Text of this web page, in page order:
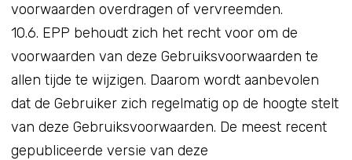
voorwaarden overdragen of vervreemden.
10.6. EPP behoudt zich het recht voor om de
voorwaarden van deze Gebruiksvoorwaarden te
allen tijde te wijzigen. Daarom wordt aanbevolen
dat de Gebruiker zich regelmatig op de hoogte stelt
van deze Gebruiksvoorwaarden. De meest recent
gepubliceerde versie van deze